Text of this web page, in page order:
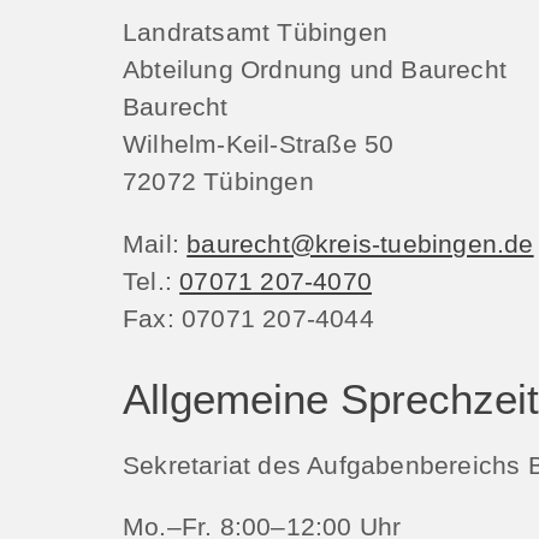
Landratsamt Tübingen
Abteilung Ordnung und Baurecht
Baurecht
Wilhelm-Keil-Straße 50
72072 Tübingen
Mail: baurecht@kreis-tuebingen.de
Tel.: 07071 207-4070
Fax: 07071 207-4044
Allgemeine
Sekretariat des Aufgabenbereichs
Mo.–Fr. 8:00–12:00 Uhr